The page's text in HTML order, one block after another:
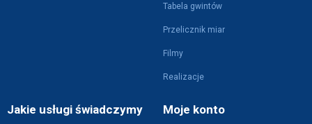
Tabela gwintów
Przelicznik miar
Filmy
Realizacje
Jakie usługi świadczymy Moje konto